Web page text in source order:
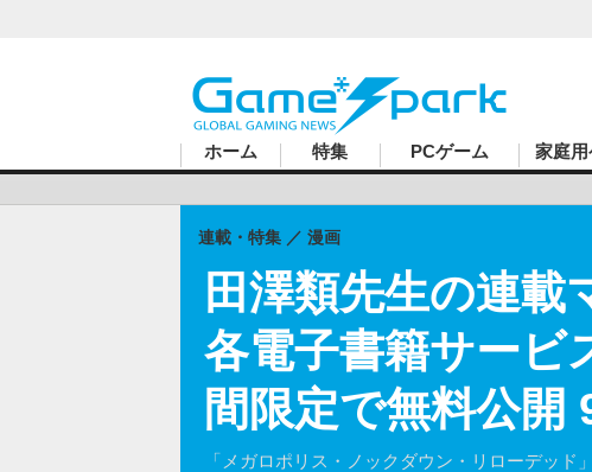
ホーム 特集 PCゲーム 家庭用
田澤類先生の連
各電子書籍サービ
間限定で無料公開
「メガロポリス・ノックダウン・リローデッ
連載・特集 漫画